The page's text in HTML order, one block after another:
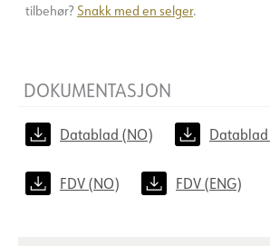
tilbehør? Snakk med en selger.
DOKUMENTASJON
Datablad (NO) Datablad
FDV (NO) FDV (ENG)